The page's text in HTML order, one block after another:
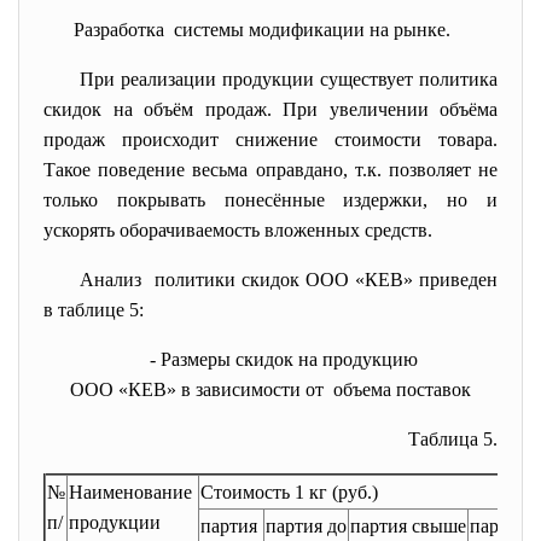
Разработка системы модификации на рынке.
При реализации продукции существует политика
скидок на объём продаж. При увеличении объёма
продаж происходит снижение стоимости товара.
Такое поведение весьма оправдано, т.к. позволяет не
только покрывать понесённые издержки, но и
ускорять оборачиваемость вложенных средств.
Анализ политики скидок ООО «КЕВ» приведен
в таблице 5:
- Размеры скидок на продукцию
ООО «КЕВ» в зависимости от объема поставок
Таблица 5.
№
п/
Наименование
продукции
Стоимость 1 кг (руб.)
партия партия допартия свышепартия